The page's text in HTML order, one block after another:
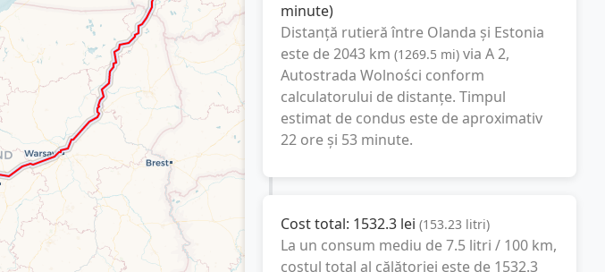
minute)
Distanță rutieră între Olanda și Estonia
este de2043 km (1269.5 mi) via A 2,
Autostrada Wolności conform
calculatorului de distanțe. Timpul
estimat de condus este de aproximativ
22 ore și 53 minute.
Cost total: 1532.3 lei (153.23 litri)
La un consum mediu de7.5 litri / 100 km,
costul total al călătoriei este de 1532.3